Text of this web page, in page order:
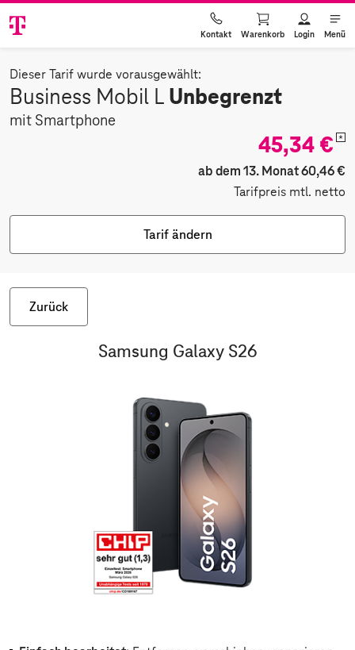
Kontakt Warenkorb Login Menü
Dieser Tarif wurde vorausgewählt:
Business Mobil L Unbegrenzt
mit Smartphone
45,34 € *
ab dem 13. Monat 60,46 €
Tarifpreis mtl. netto
Tarif ändern
Zurück
Samsung Galaxy S26